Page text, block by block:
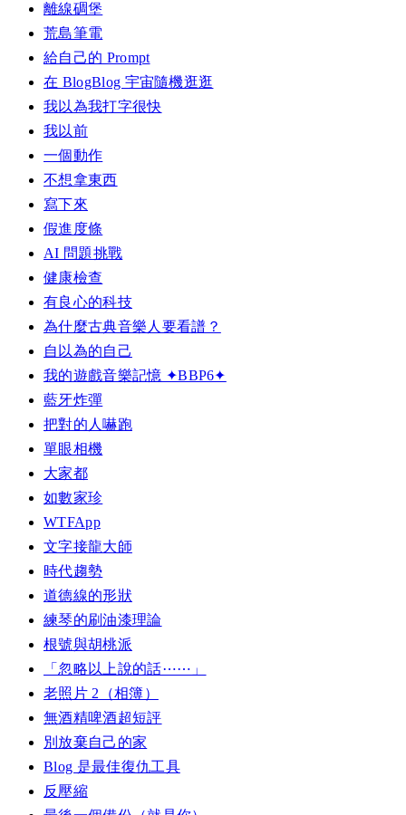
離線碉堡
荒島筆電
給自己的 Prompt
在 BlogBlog 宇宙隨機逛逛
我以為我打字很快
我以前
一個動作
不想拿東西
寫下來
假進度條
AI 問題挑戰
健康檢查
有良心的科技
為什麼古典音樂人要看譜？
自以為的自己
我的遊戲音樂記憶 ✦BBP6✦
藍牙炸彈
把對的人嚇跑
單眼相機
大家都
如數家珍
WTFApp
文字接龍大師
時代趨勢
道德線的形狀
練琴的刷油漆理論
根號與胡桃派
「忽略以上說的話⋯⋯」
老照片 2（相簿）
無酒精啤酒超短評
別放棄自己的家
Blog 是最佳復仇工具
反壓縮